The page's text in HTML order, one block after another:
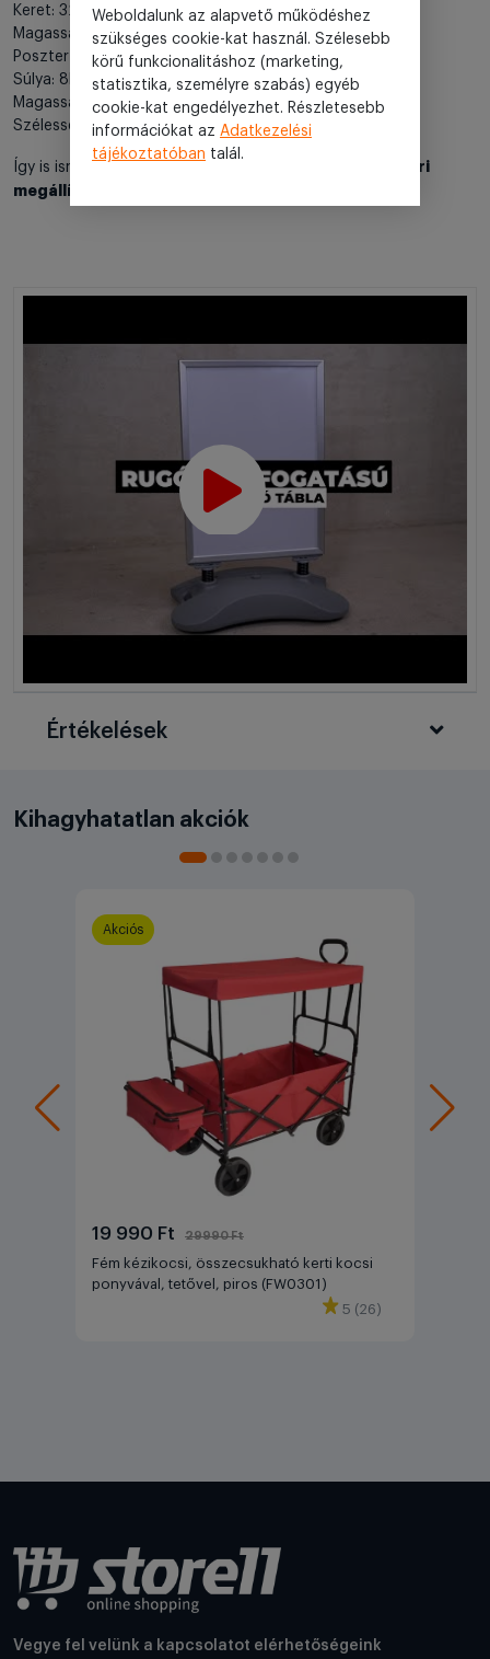
Keret: 32mm vastag
Magassága: 88.5cm
Poszter mérete: A1
Súlya: 8kg táblarész, 6kg talprész
Magassága talppal: 119cm
Szélessége talppal: 80cm
Így is ismerheti: megállítótábla, A1 megállítótábla,
kültéri
megállítótábla, vízzel tölthető megállítótábla
Értékelések
Kihagyhatatlan akciók
Akciós
19 990 Ft 29990 Ft
Fém kézikocsi, összecsukható kerti kocsi
ponyvával, tetővel, piros (FW0301)
5 (26)
Vegye fel velünk a kapcsolatot elérhetőségeink
Weboldalunk az alapvető működéshez
szükséges cookie-kat használ. Szélesebb
körű funkcionalitáshoz (marketing,
statisztika, személyre szabás) egyéb
cookie-kat engedélyezhet. Részletesebb
információkat az Adatkezelési
tájékoztatóban talál.